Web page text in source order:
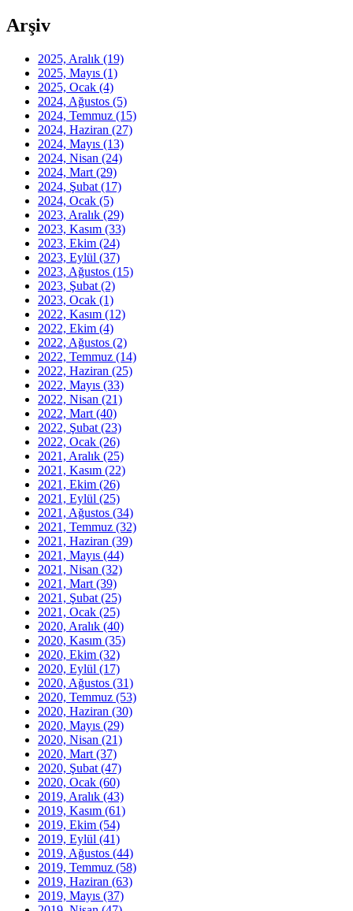
Arşiv
2025, Aralık (19)
2025, Mayıs (1)
2025, Ocak (4)
2024, Ağustos (5)
2024, Temmuz (15)
2024, Haziran (27)
2024, Mayıs (13)
2024, Nisan (24)
2024, Mart (29)
2024, Şubat (17)
2024, Ocak (5)
2023, Aralık (29)
2023, Kasım (33)
2023, Ekim (24)
2023, Eylül (37)
2023, Ağustos (15)
2023, Şubat (2)
2023, Ocak (1)
2022, Kasım (12)
2022, Ekim (4)
2022, Ağustos (2)
2022, Temmuz (14)
2022, Haziran (25)
2022, Mayıs (33)
2022, Nisan (21)
2022, Mart (40)
2022, Şubat (23)
2022, Ocak (26)
2021, Aralık (25)
2021, Kasım (22)
2021, Ekim (26)
2021, Eylül (25)
2021, Ağustos (34)
2021, Temmuz (32)
2021, Haziran (39)
2021, Mayıs (44)
2021, Nisan (32)
2021, Mart (39)
2021, Şubat (25)
2021, Ocak (25)
2020, Aralık (40)
2020, Kasım (35)
2020, Ekim (32)
2020, Eylül (17)
2020, Ağustos (31)
2020, Temmuz (53)
2020, Haziran (30)
2020, Mayıs (29)
2020, Nisan (21)
2020, Mart (37)
2020, Şubat (47)
2020, Ocak (60)
2019, Aralık (43)
2019, Kasım (61)
2019, Ekim (54)
2019, Eylül (41)
2019, Ağustos (44)
2019, Temmuz (58)
2019, Haziran (63)
2019, Mayıs (37)